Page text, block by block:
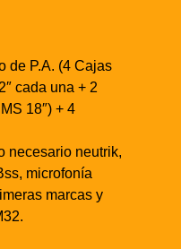
de P.A. (4 Cajas
cada una + 2
18″) + 4
necesario neutrik,
microfonía
marcas y